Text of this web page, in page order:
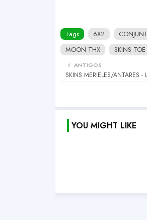
Tags 6X2
MOON THX
SKINS
ANTIGOS
SKINS MERIELES/ANTARES -
YOU MIGHT LIKE